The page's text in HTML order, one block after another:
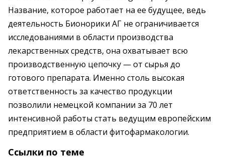
Название, которое работает на ее будущее, ведь
деятельность Бионорики АГ не ограничивается
исследованиями в области производства
лекарственных средств, она охватывает всю
производственную цепочку — от сырья до
готового препарата. Именно столь высокая
ответственность за качество продукции
позволили немецкой компании за 70 лет
интенсивной работы стать ведущим европейским
предприятием в области фитофармакологии.
Ссылки по теме